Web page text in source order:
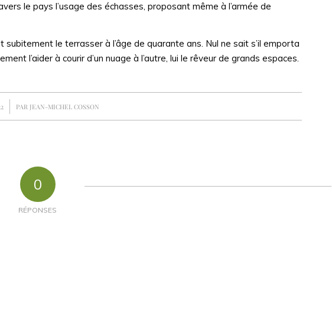
le pays l’usage des échasses, proposant même à l’armée de
le terrasser à l’âge de quarante ans. Nul ne sait s’il emporta
l’aider à courir d’un nuage à l’autre, lui le rêveur de grands espaces.
PAR JEAN-MICHEL COSSON
0
RÉPONSES